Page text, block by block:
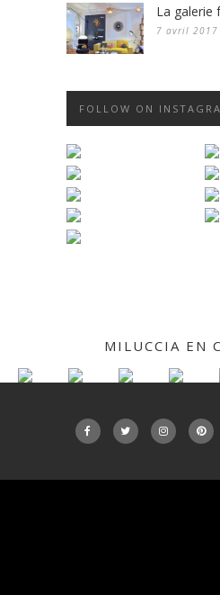
La galerie
7 avril 2017
FOLLOW ON
MILUCCIA EN